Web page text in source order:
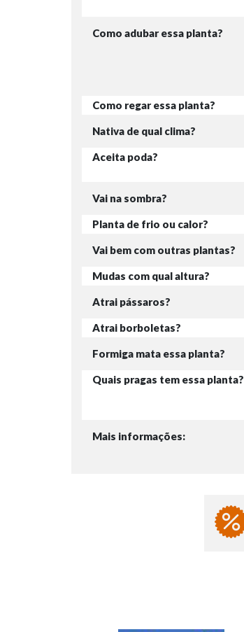
Como adubar essa planta?
Como regar essa planta?
Nativa de qual clima?
Aceita poda?
Vai na sombra?
Planta de frio ou calor?
Vai bem com outras plantas?
Mudas com qual altura?
Atrai pássaros?
Atrai borboletas?
Formiga mata essa planta?
Quais pragas tem essa planta?
Mais informações: